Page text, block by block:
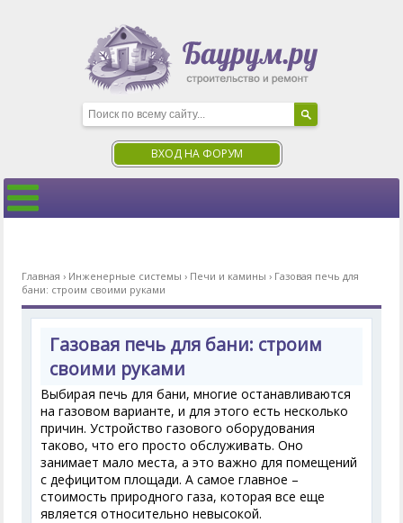
ВХОД НА ФОРУМ
Главная › Инженерные системы › Печи и камины › Газовая печь для
бани: строим своими руками
Газовая печь для бани: строим
своими руками
Выбирая печь для бани, многие останавливаются
на газовом варианте, и для этого есть несколько
причин. Устройство газового оборудования
таково, что его просто обслуживать. Оно
занимает мало места, а это важно для помещений
с дефицитом площади. А самое главное –
стоимость природного газа, которая все еще
является относительно невысокой.